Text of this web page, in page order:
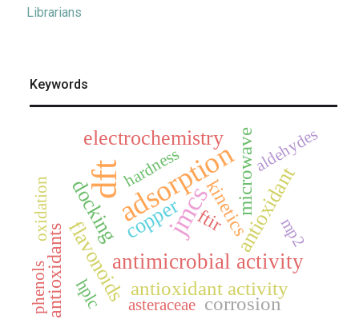
Librarians
Keywords
dftadsorption
jmcs
antimicrobial activity
copper antioxidant
electrochemistry
flavonoids
docking
antioxidant activity
microwave
corrosion
kinetics
antioxidants
ftir
hplc
oxidation
asteraceae
hardness
mp2
aldehydes
phenols